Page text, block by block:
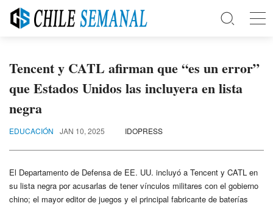
Tencent y CATL afirman que “es un error”
que Estados Unidos las incluyera en lista
negra
EDUCACIÓN JAN 10, 2025 IDOPRESS
El Departamento de Defensa de EE. UU. incluyó a Tencent y CATL en
su lista negra por acusarlas de tener vínculos militares con el gobierno
chino; el mayor editor de juegos y el principal fabricante de baterías